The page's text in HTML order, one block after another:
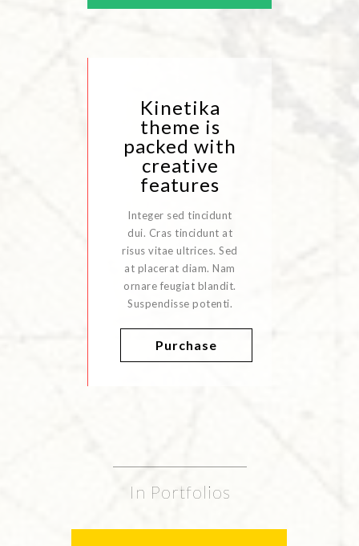
Kinetika
theme is
packed with
creative
features
Integer sed tincidunt
dui. Cras tincidunt at
risus vitae ultrices. Sed
at placerat diam. Nam
ornare feugiat blandit.
Suspendisse potenti.
Purchase
In Portfolios